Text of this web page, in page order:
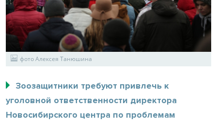
фото Алексея Танюшина
Зоозащитники требуют привлечь к
уголовной ответственности директора
Новосибирского центра по проблемам